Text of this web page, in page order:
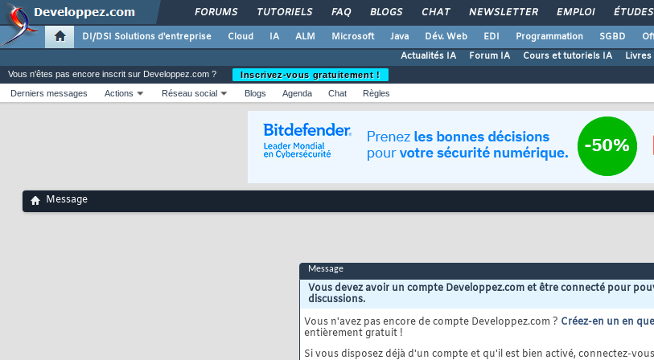
FORUMS TUTORIELS FAQ BLOGS CHAT NEWSLETTER EMPLOI ÉTUDES
DI/DSI Solutions d'entreprise Cloud IA ALM Microsoft Java Dév. Web EDI Programmation SGBD
Actualités IA
Forum IA Cours et tutoriels IA Livres
Vous n'êtes pas encore inscrit sur Developpez.com ?
Inscrivez-vous gratuitement !
Derniers messages
Actions Réseau social Blogs Agenda Chat Règles
Message
Message
Vous devez avoir un compte Developpez.com et être connecté pour
discussions.
Vous n'avez pas encore de compte Developpez.com ? Créez-en un en
entièrement gratuit !
Si vous disposez déjà d'un compte et qu'il est bien activé, connectez-